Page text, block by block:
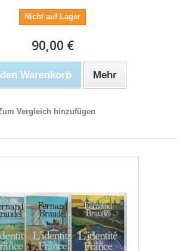
Nicht auf Lager
90,00 €
Warenkorb Mehr
Vergleich hinzufügen